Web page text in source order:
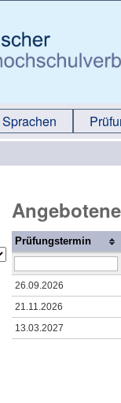
Sprachen
Prüfungstermin
26.09.2026
21.11.2026
13.03.2027